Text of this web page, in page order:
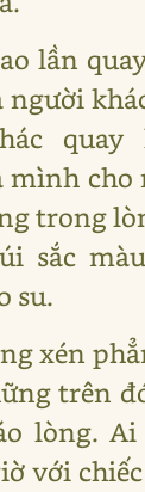
lần
người
quay
mình cho
trong
sắc
su.
xén
trên
lòng.
với